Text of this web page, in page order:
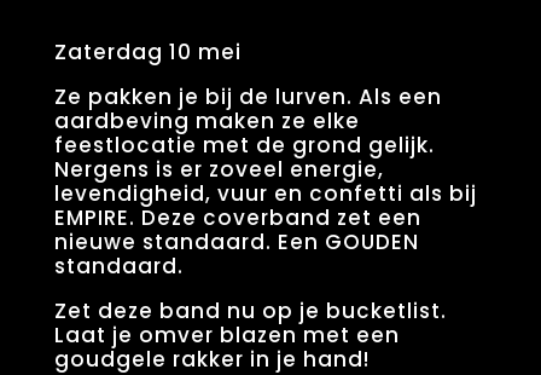
Zaterdag 10 mei
Ze pakken je bij de lurven. Als een
aardbeving maken ze elke
feestlocatie met de grond gelijk.
Nergens is er zoveel energie,
levendigheid, vuur en confetti als bij
EMPIRE. Deze coverband zet een
nieuwe standaard. Een GOUDEN
standaard.
Zet deze band nu op je bucketlist.
Laat je omver blazen met een
goudgele rakker in je hand!